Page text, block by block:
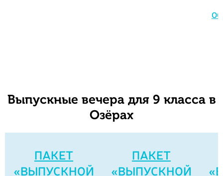
Выпускные вечера для 9 класса в
Озёрах
ПАКЕТ
«ВЫПУСКНОЙ
ПАКЕТ
«ВЫПУСКНОЙ